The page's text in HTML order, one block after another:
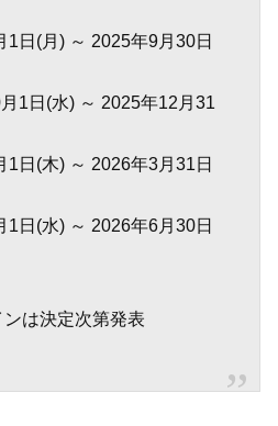
1日(月) ～ 2025年9月30日
1日(水) ～ 2025年12月31
1日(木) ～ 2026年3月31日
1日(水) ～ 2026年6月30日
は決定次第発表